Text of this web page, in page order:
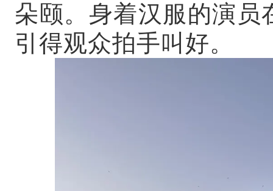
朵颐。身着汉服的演
引得观众拍手叫好。